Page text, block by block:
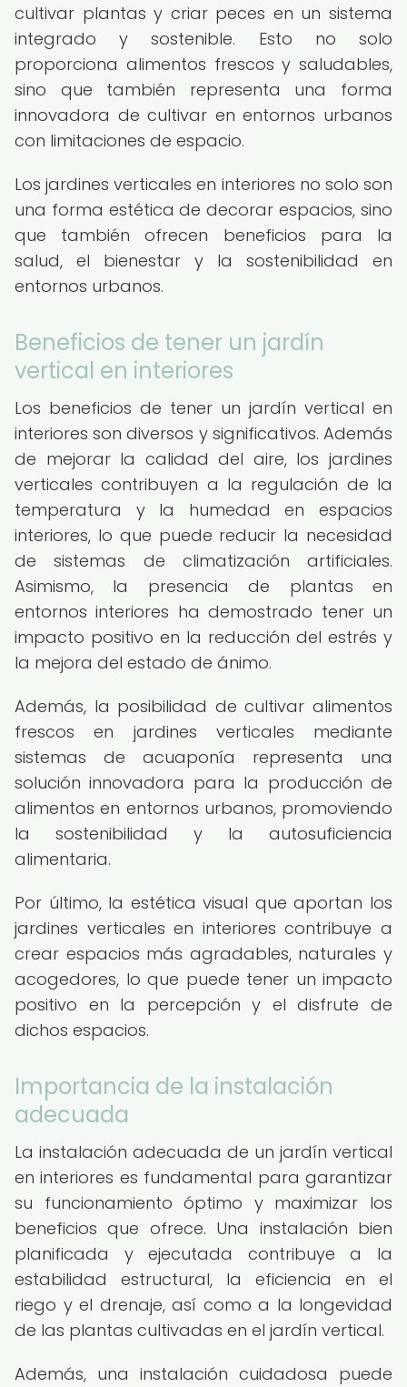
cultivar plantas y criar peces en un sistema
integrado y sostenible. Esto no solo
proporciona alimentos frescos y saludables,
sino que también representa una forma
innovadora de cultivar en entornos urbanos
con limitaciones de espacio.
Los jardines verticales en interiores no solo son
una forma estética de decorar espacios, sino
que también ofrecen beneficios para la
salud, el bienestar y la sostenibilidad en
entornos urbanos.
Beneficios de tener un jardín
vertical en interiores
Los beneficios de tener un jardín vertical en
interiores son diversos y significativos. Además
de mejorar la calidad del aire, los jardines
verticales contribuyen a la regulación de la
temperatura y la humedad en espacios
interiores, lo que puede reducir la necesidad
de sistemas de climatización artificiales.
Asimismo, la presencia de plantas en
entornos interiores ha demostrado tener un
impacto positivo en la reducción del estrés y
la mejora del estado de ánimo.
Además, la posibilidad de cultivar alimentos
frescos en jardines verticales mediante
sistemas de acuaponía representa una
solución innovadora para la producción de
alimentos en entornos urbanos, promoviendo
la sostenibilidad y la autosuficiencia
alimentaria.
Por último, la estética visual que aportan los
jardines verticales en interiores contribuye a
crear espacios más agradables, naturales y
acogedores, lo que puede tener un impacto
positivo en la percepción y el disfrute de
dichos espacios.
Importancia de la instalación
adecuada
La instalación adecuada de un jardín vertical
en interiores es fundamental para garantizar
su funcionamiento óptimo y maximizar los
beneficios que ofrece. Una instalación bien
planificada y ejecutada contribuye a la
estabilidad estructural, la eficiencia en el
riego y el drenaje, así como a la longevidad
de las plantas cultivadas en el jardín vertical.
Además, una instalación cuidadosa puede